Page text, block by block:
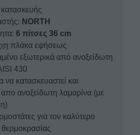
NORTH
6 πίτσες 36 cm
πλάκα εψήσεως
εξωτερικά από ανοξείδωτη
430
να κατασκευαστεί και
ανοξείδωτη λαμαρίνα (με
για τον καλύτερο
θερμοκρασίας